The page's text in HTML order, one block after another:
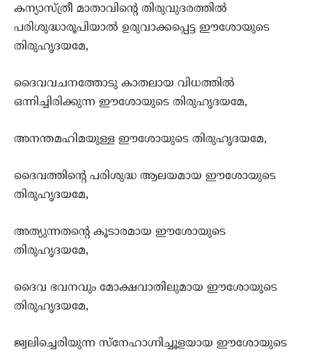
കന്യാസ്ത്രീ മാതാവിന്‍റെ തിരുവുദരത്തില്‍
പരിശുദ്ധാരൂപിയാല്‍ ഉരുവാക്കപ്പെട്ട ഈശോയുടെ
തിരുഹൃദയമേ,
ദൈവവചനത്തോടു കാതലായ വിധത്തില്‍
ഒന്നിച്ചിരിക്കുന്ന ഈശോയുടെ തിരുഹൃദയമേ,
അനന്തമഹിമയുള്ള ഈശോയുടെ തിരുഹൃദയമേ,
ദൈവത്തിന്‍റെ പരിശുദ്ധ ആലയമായ ഈശോയുടെ
തിരുഹൃദയമേ,
അത്യുന്നതന്‍റെ കൂടാരമായ ഈശോയുടെ
തിരുഹൃദയമേ,
ദൈവ ഭവനവും മോക്ഷവാതിലുമായ ഈശോയുടെ
തിരുഹൃദയമേ,
ജ്വലിച്ചെരിയുന്ന സ്നേഹാഗ്നിച്ചൂളയായ ഈശോയുടെ